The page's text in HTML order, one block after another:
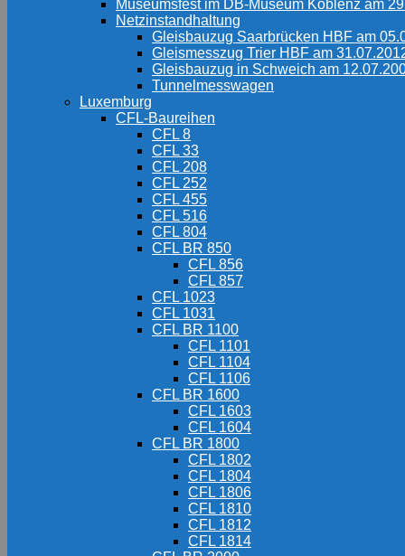
Museumsfest im DB-Museum Koblenz am
Netzinstandhaltung
Gleisbauzug Saarbrücken HBF am
Gleismesszug Trier HBF am
Gleisbauzug in Schweich am
Tunnelmesswagen
Luxemburg
CFL-Baureihen
CFL 8
CFL 33
CFL 208
CFL 252
CFL 455
CFL 516
CFL 804
CFL BR 850
CFL 856
CFL 857
CFL 1023
CFL 1031
CFL BR 1100
CFL 1101
CFL 1104
CFL 1106
CFL BR 1600
CFL 1603
CFL 1604
CFL BR 1800
CFL 1802
CFL 1804
CFL 1806
CFL 1810
CFL 1812
CFL 1814